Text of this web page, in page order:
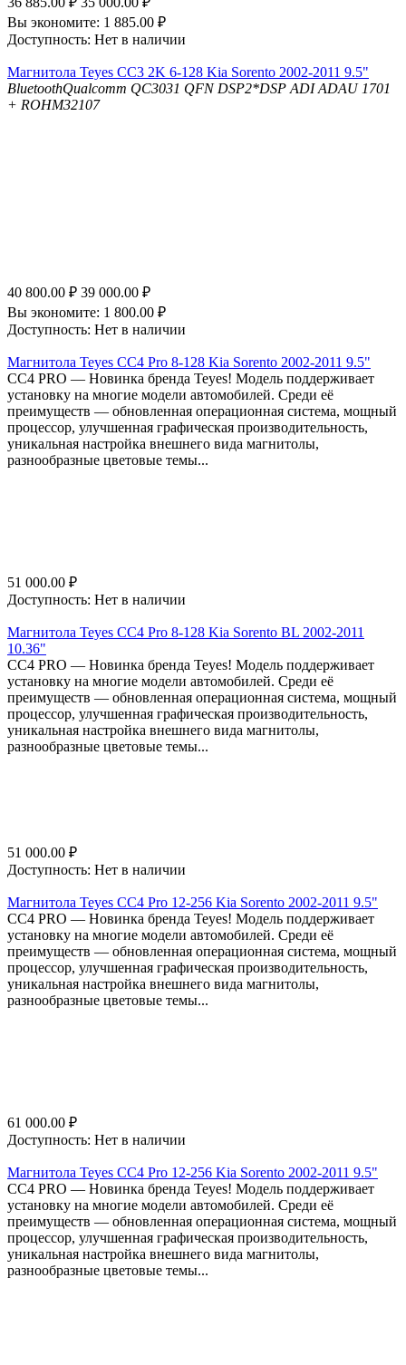
Вы экономите: 1 885.00 ₽
Доступность: Нет в наличии
Магнитола Teyes CC3 2K 6-128 Kia Sorento 2002-2011 9.5"
BluetoothQualcomm QC3031 QFN DSP2*DSP ADI ADAU 1701
+ ROHM32107
40 800.00 ₽ 39 000.00 ₽
Вы экономите: 1 800.00 ₽
Доступность: Нет в наличии
Магнитола Teyes CC4 Pro 8-128 Kia Sorento 2002-2011 9.5"
СС4 PRO — Новинка бренда Teyes! Модель поддерживает
установку на многие модели автомобилей. Среди её
преимуществ — обновленная операционная система, мощный
процессор, улучшенная графическая производительность,
уникальная настройка внешнего вида магнитолы,
разнообразные цветовые темы...
51 000.00 ₽
Доступность: Нет в наличии
Магнитола Teyes CC4 Pro 8-128 Kia Sorento BL 2002-2011
10.36"
СС4 PRO — Новинка бренда Teyes! Модель поддерживает
установку на многие модели автомобилей. Среди её
преимуществ — обновленная операционная система, мощный
процессор, улучшенная графическая производительность,
уникальная настройка внешнего вида магнитолы,
разнообразные цветовые темы...
51 000.00 ₽
Доступность: Нет в наличии
Магнитола Teyes CC4 Pro 12-256 Kia Sorento 2002-2011 9.5"
СС4 PRO — Новинка бренда Teyes! Модель поддерживает
установку на многие модели автомобилей. Среди её
преимуществ — обновленная операционная система, мощный
процессор, улучшенная графическая производительность,
уникальная настройка внешнего вида магнитолы,
разнообразные цветовые темы...
61 000.00 ₽
Доступность: Нет в наличии
Магнитола Teyes CC4 Pro 12-256 Kia Sorento 2002-2011 9.5"
СС4 PRO — Новинка бренда Teyes! Модель поддерживает
установку на многие модели автомобилей. Среди её
преимуществ — обновленная операционная система, мощный
процессор, улучшенная графическая производительность,
уникальная настройка внешнего вида магнитолы,
разнообразные цветовые темы...